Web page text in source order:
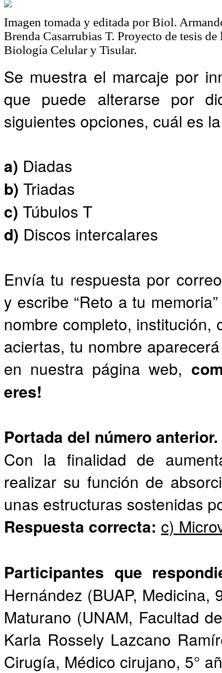
Imagen tomada y editada por Biol.
Brenda Casarrubias T. Proyecto de tesis
Biología Celular y Tisular.
Se muestra el marcaje por
que puede alterarse por
siguientes opciones, cuál es
a) Diadas
b) Triadas
c) Túbulos T
d) Discos intercalares
Envía tu respuesta por
y escribe “Reto a tu
nombre completo, institución,
aciertas, tu nombre
en nuestra página web,
eres!
Portada del número anterior.
Con la finalidad de
realizar su función de
unas estructuras sostenidas
Respuesta correcta: c)
Participantes que
Hernández (BUAP, Medicina,
Maturano (UNAM, Facultad
Karla Rossely Lazcano
Cirugía, Médico cirujano, 5°